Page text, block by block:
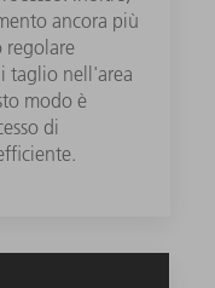
ancora più
regolare
taglio nell'area
modo è
di